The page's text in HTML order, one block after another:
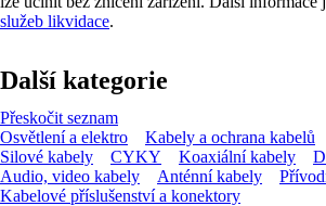
služeb likvidace.
Další kategorie
Přeskočit seznam
Osvětlení a elektro
Kabely a ochrana kabelů
Silové kabely
CYKY Koaxiální kabely
Audio, video kabely
Anténní kabely
Kabelové příslušenství a konektory